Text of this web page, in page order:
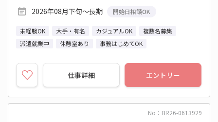
2026年08月下旬～長期
開始日相談OK
未経験OK 大手・有名 カジュアルOK
複数名募集
派遣就業中
休憩室あり 事務はじめてOK
仕事詳細 エントリー
No：BR26-0613929